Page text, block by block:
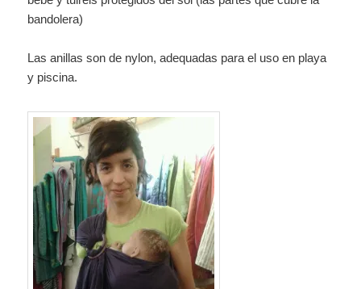
bandolera)
Las anillas son de nylon, adequadas para el uso en playa
y piscina.